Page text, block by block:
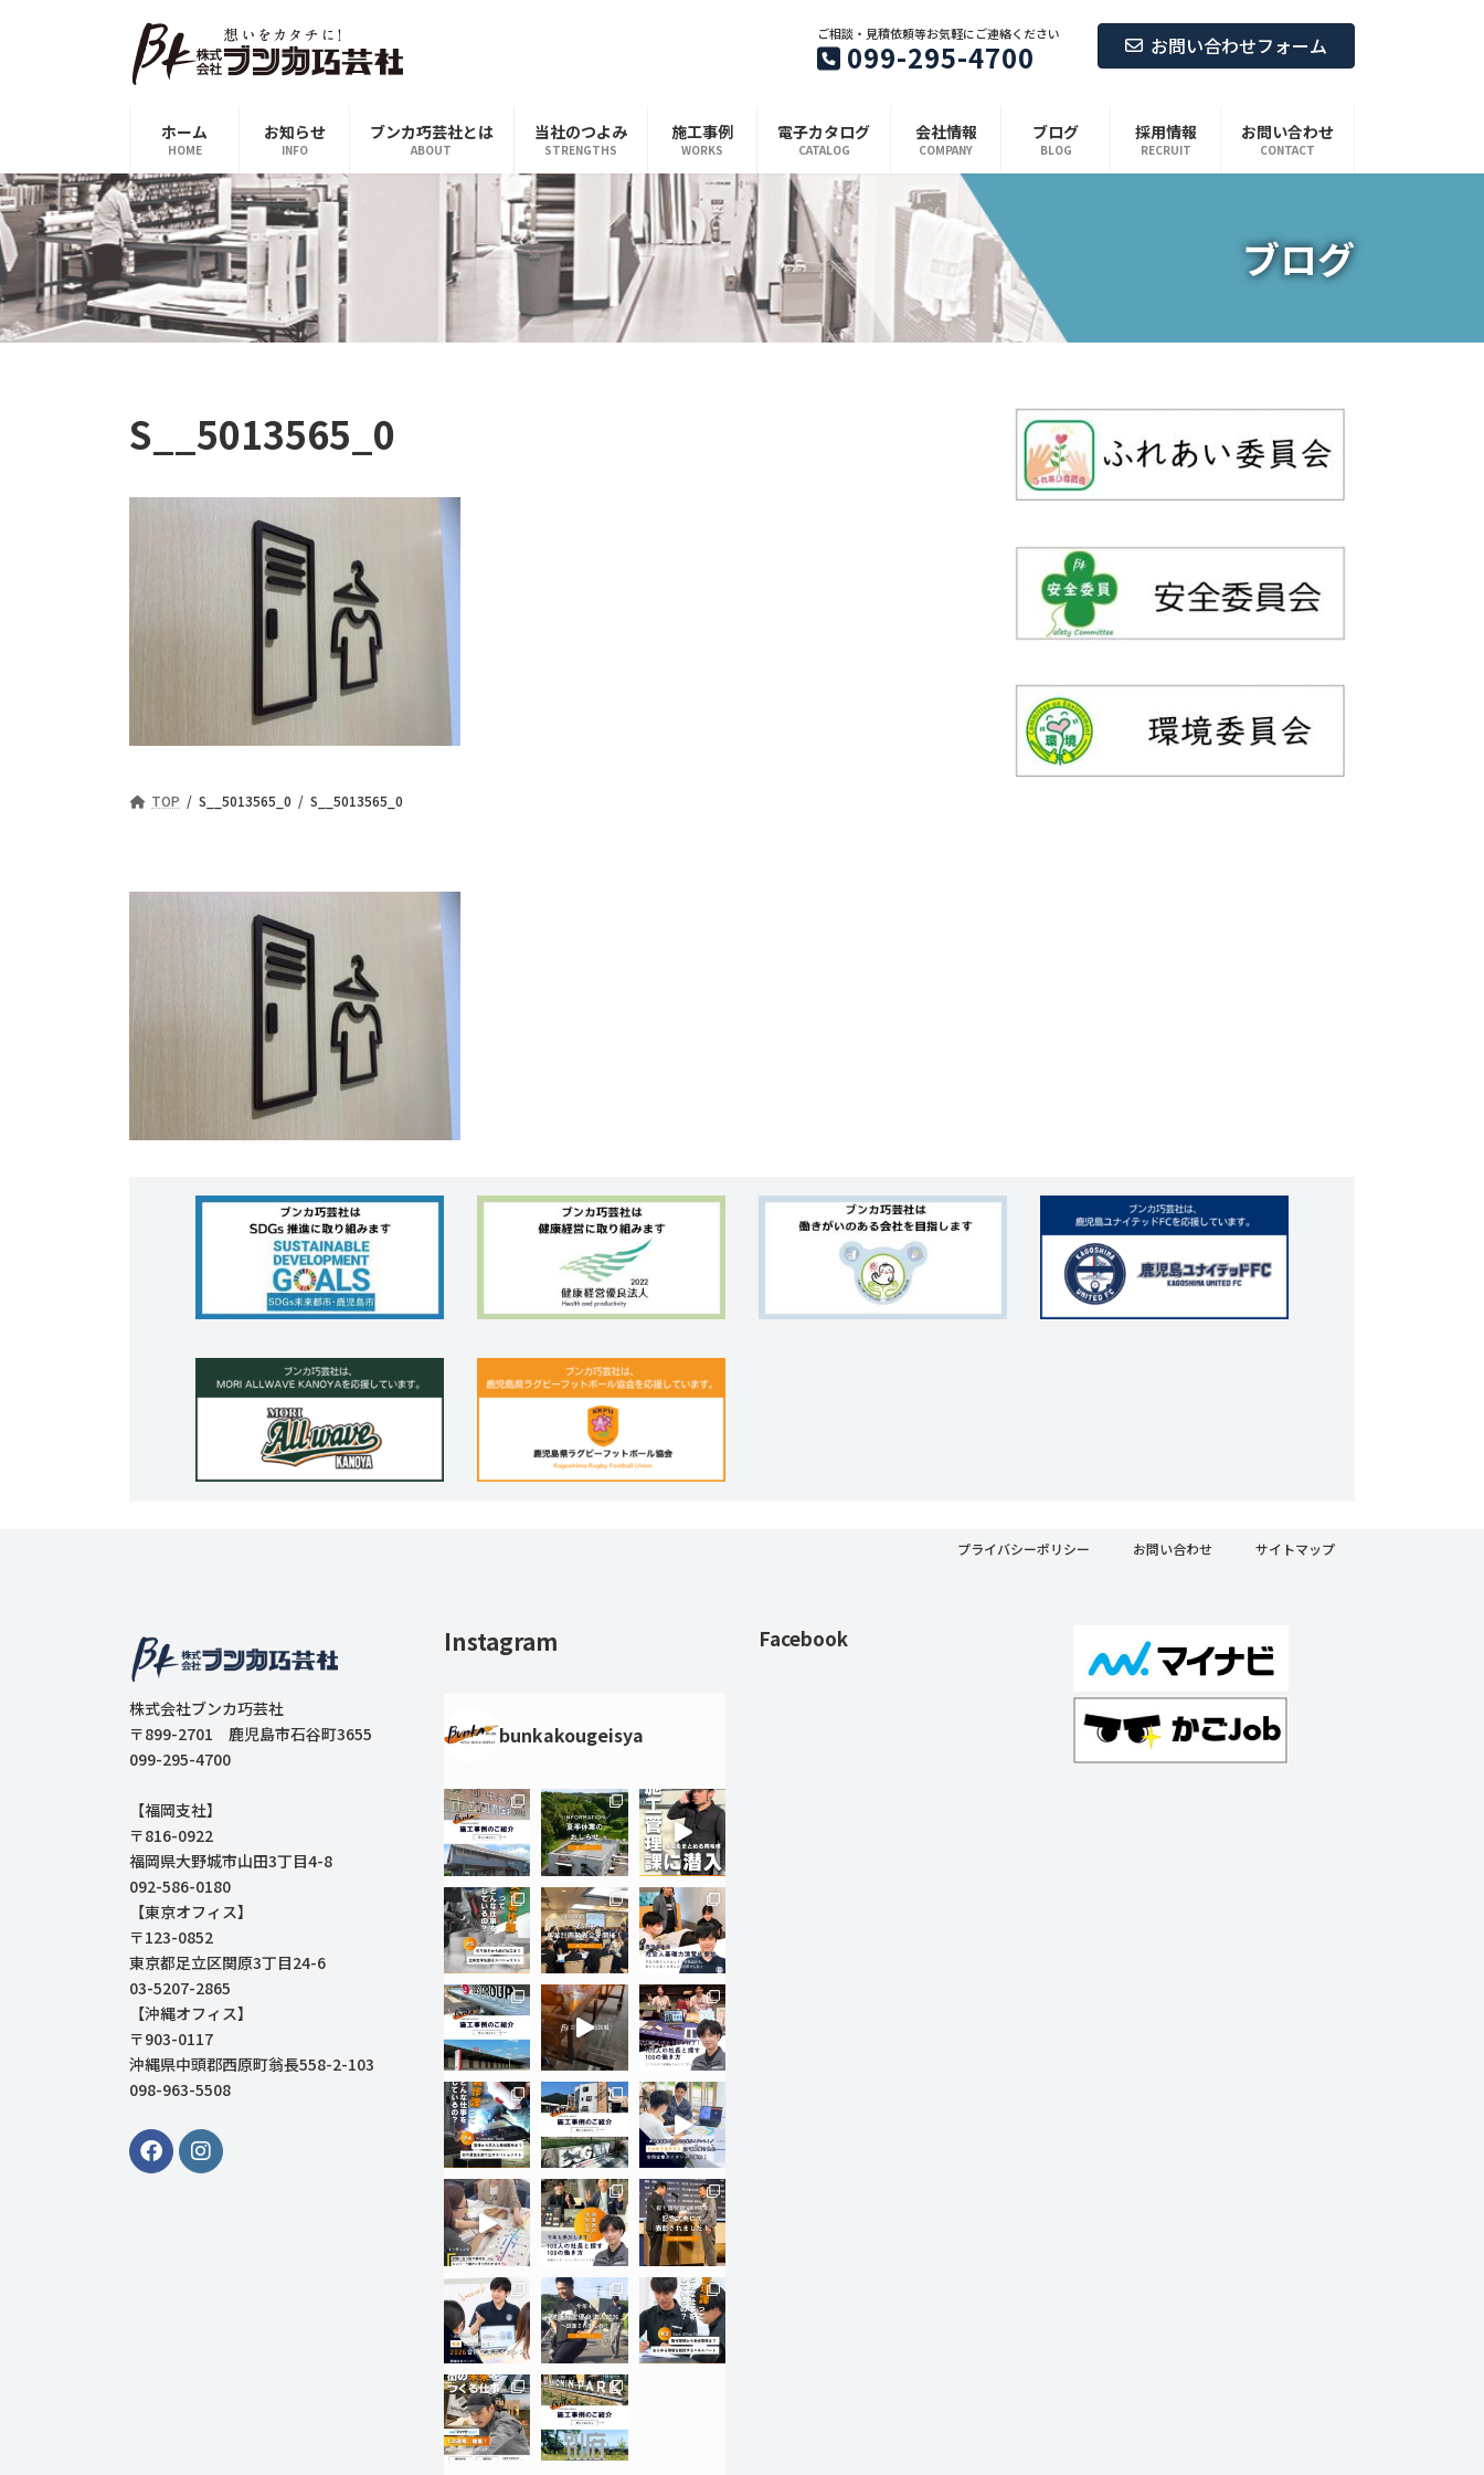
ス
キ
ッ
プ
ン
に
移
動
ご相談・見積依頼等お気軽にご連絡ください
099-295-4700 お問い合わせフォーム
ホーム
HOME
お知らせ
INFO
ブンカ巧芸社とは
ABOUT
当社のつよみ
STRENGTHS
施工事例
WORKS
電子カタログ
CATALOG
会社情報
COMPANY
ブログ
BLOG
採用情報
RECRUIT
お問い合わせ
CONTACT
ブログ
S__5013565_0
TOP S__5013565_0 S__5013565_0
プライバシーポリシー お問い合わせ サイトマップ
株式会社ブンカ巧芸社
〒899-2701 鹿児島市石谷町3655
099-295-4700
【福岡支社】
〒816-0922
福岡県大野城市山田3丁目4-8
092-586-0180
【東京オフィス】
〒123-0852
東京都足立区関原3丁目24-6
03-5207-2865
【沖縄オフィス】
〒903-0117
沖縄県中頭郡西原町翁長558-2-103
098-963-5508
Instagram
bunkakougeisya
Facebook